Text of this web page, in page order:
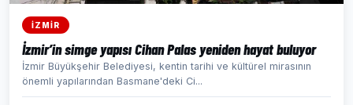
İZMİR
İzmir’in simge yapısı Cihan Palas yeniden hayat buluyor
İzmir Büyükşehir Belediyesi, kentin tarihi ve kültürel mirasının
önemli yapılarından Basmane'deki Ci...